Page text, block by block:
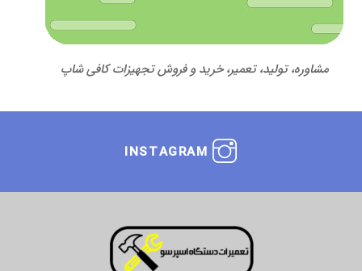
مشاوره، تولید، تعمیر، خرید و فروش تجهیزات کافی شاپ
INSTAGRAM